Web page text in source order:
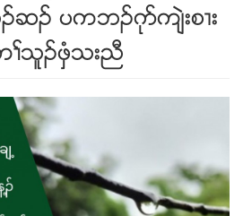
ဥ ပကဘဥဂုဏက်ဲးစ႕း
ႈသူဥဖွံသးညီ